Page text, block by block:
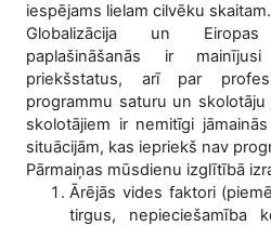
iespējams lielam cilvēku skaitam.
Globalizācija un
paplašināšanās ir
priekšstatus, arī par
programmu saturu un skolotāju
skolotājiem ir nemitīgi
situācijām, kas iepriekš nav
Pārmaiņas mūsdienu izglītībā
Ārējās vides faktori
tirgus, nepieciešamība